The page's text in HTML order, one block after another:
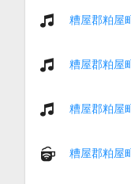
糟屋郡粕屋
糟屋郡粕屋
糟屋郡粕屋
糟屋郡粕屋